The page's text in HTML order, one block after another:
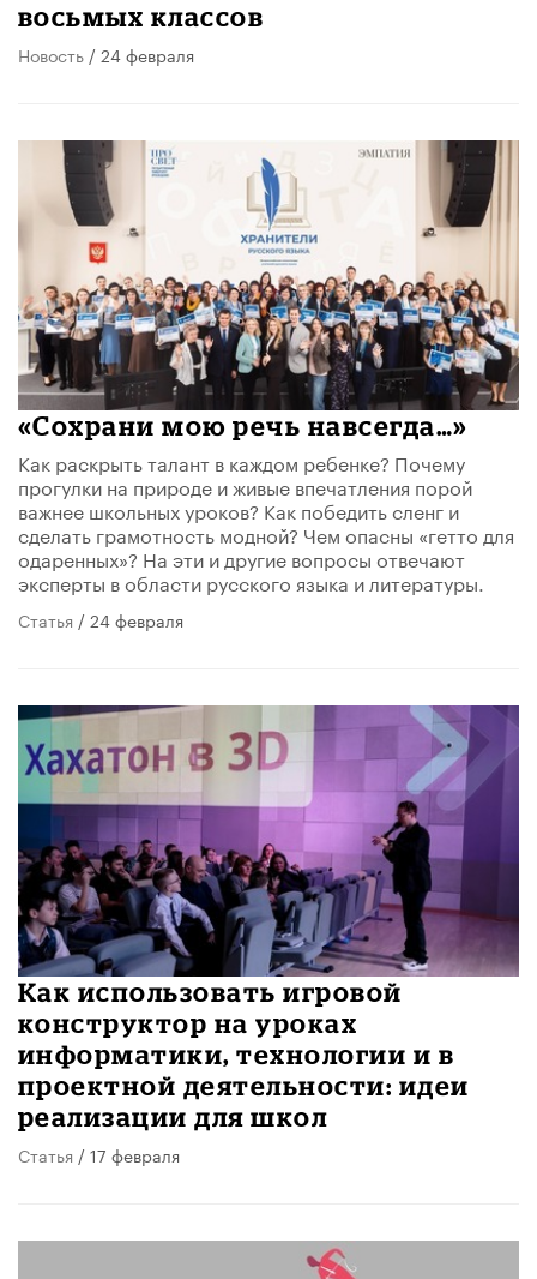
восьмых классов
Новость / 24 февраля
​«Сохрани мою речь навсегда…»
Как раскрыть талант в каждом ребенке? Почему
прогулки на природе и живые впечатления порой
важнее школьных уроков? Как победить сленг и
сделать грамотность модной? Чем опасны «гетто для
одаренных»? На эти и другие вопросы отвечают
эксперты в области русского языка и литературы.
Статья / 24 февраля
Как использовать игровой
конструктор на уроках
информатики, технологии и в
проектной деятельности: идеи
реализации для школ
Статья / 17 февраля